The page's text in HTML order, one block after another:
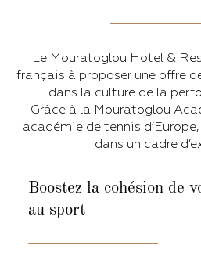
Le Mouratoglou Hotel &
français à proposer une offre
dans la culture de la
Grâce à la Mouratoglou
académie de tennis
dans un cadre
Boostez la cohésion de
au sport